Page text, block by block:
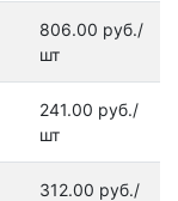
806.00 руб./
шт
241.00 руб./
шт
312.00 руб./